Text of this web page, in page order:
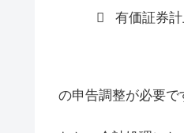
有価証券
の申告調整が必要で